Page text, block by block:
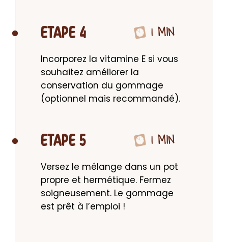
ETAPE 4 1 MIN
Incorporez la vitamine E si vous
souhaitez améliorer la
conservation du gommage
(optionnel mais recommandé).
ETAPE 5 1 MIN
Versez le mélange dans un pot
propre et hermétique. Fermez
soigneusement. Le gommage
est prêt à l’emploi !